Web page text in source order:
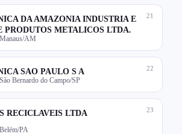
21
DA AMAZONIA INDUSTRIA E
PRODUTOS METALICOS LTDA.
Manaus/AM
22
SAO PAULO S A
São Bernardo do Campo/SP
23
RECICLAVEIS LTDA
Belém/PA